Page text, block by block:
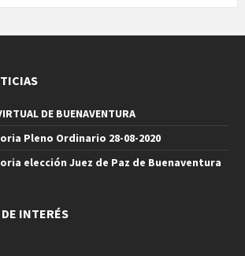
DE BUENAVENTURA
Pleno Ordinario 28-08-2020
elección Juez de Paz de Buenaventura
INTERÉS